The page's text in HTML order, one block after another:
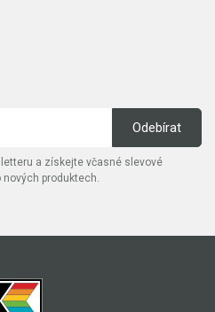
a získejte včasné slevové
produktech.